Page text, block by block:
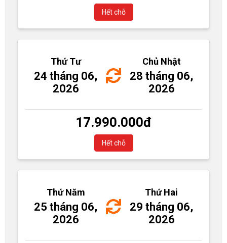
Hết chỗ
Thứ Tư
24 tháng 06,
2026
Chủ Nhật
28 tháng 06,
2026
17.990.000đ
Hết chỗ
Thứ Năm
25 tháng 06,
2026
Thứ Hai
29 tháng 06,
2026